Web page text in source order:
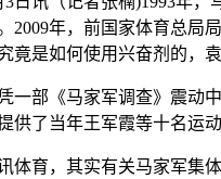
2009年，前国家体育总局
竟是如何使用兴奋剂的，袁
部《马家军调查》震动中
供了当年王军霞等十名运
育，其实有关马家军集体